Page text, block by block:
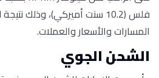
فلس (10.2 سنت أميركي)، وذلك
المسارات والأسعار والعملات.
الشحن الجوي